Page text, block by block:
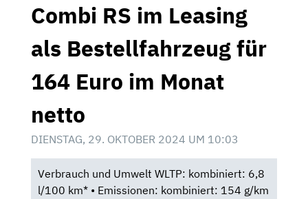
Combi RS im Leasing
als Bestellfahrzeug für
164 Euro im Monat
netto
DIENSTAG, 29. OKTOBER 2024 UM 10:03
Verbrauch und Umwelt WLTP: kombiniert: 6,8
l/100 km* • Emissionen: kombiniert: 154 g/km